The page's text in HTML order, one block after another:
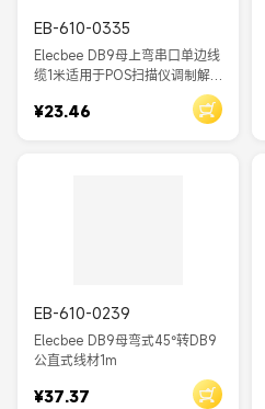
EB-610-0335
Elecbee DB9母上弯串口单边线
缆1米适用于POS扫描仪调制解
¥23.46
EB-610-0239
Elecbee DB9母弯式45°转DB9
公直式线材1m
¥37.37